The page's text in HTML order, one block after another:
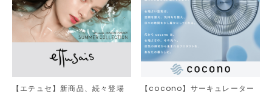
【エテュセ】新商品、続々登場 【cocono】サーキュレーター